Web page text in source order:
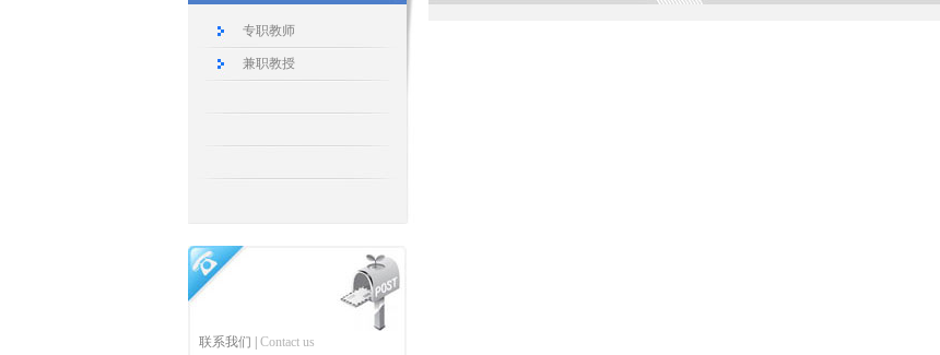
专职教师
兼职教授
联系我们 | Contact us